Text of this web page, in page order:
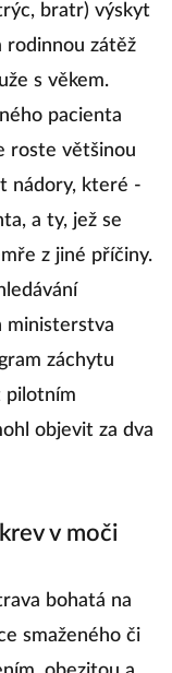
bratr) výskyt
rodinnou zátěž
s věkem.
pacienta
roste většinou
nádory, které -
a ty, jež se
z jiné příčiny.
ministerstva
záchytu
pilotním
objevit za dva
v moči
bohatá na
smaženého či